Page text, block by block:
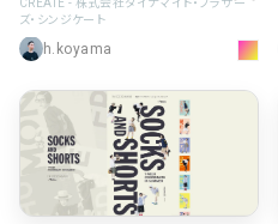
CREATE - 株式会社ダイナマイト・ブラザー
ズ・シンジケート
h.koyama